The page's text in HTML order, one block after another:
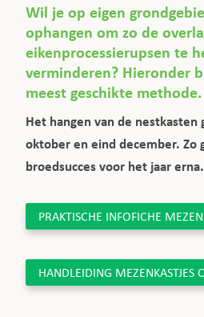
Wil je op eigen
ophangen om zo de
eikenprocessierupsen te
verminderen? Hieronder
meest geschikte methode.
Het hangen van de
oktober en eind december. Zo
broedsucces voor het jaar erna.
PRAKTISCHE INFOFICHE
HANDLEIDING MEZENKASTJES